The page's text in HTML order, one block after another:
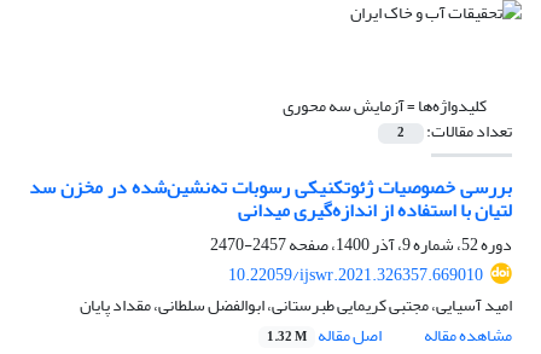
کلیدواژه‌ها =آزمایش سه محوری
تعداد مقالات: 2
بررسی خصوصیات ژئوتکنیکی رسوبات ته‌‌نشین‌شده در مخزن سد
لتیان با استفاده از اندازه‌گیری میدانی
دوره 52، شماره 9، آذر 1400، صفحه
2457-2470
10.22059/ijswr.2021.326357.669010
امید آسیایی، مجتبی کریمایی طبرستانی، ابوالفضل سلطانی، مقداد پایان
مشاهده مقاله
اصل مقاله 1.32 M